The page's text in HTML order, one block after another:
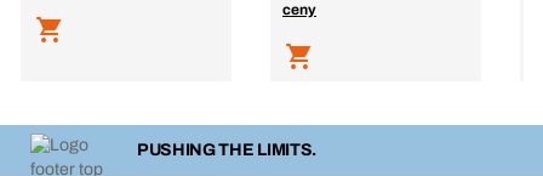
ceny
PUSHING THE LIMITS.